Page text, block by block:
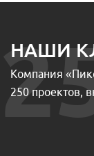
НАШИ
Компания
250 проектов,